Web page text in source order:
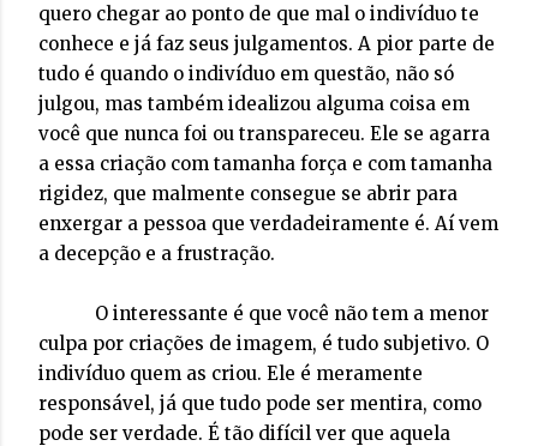
quero chegar ao ponto de que mal o indivíduo te
conhece e já faz seus julgamentos. A pior parte de
tudo é quando o indivíduo em questão, não só
julgou, mas também idealizou alguma coisa em
você que nunca foi ou transpareceu. Ele se agarra
a essa criação com tamanha força e com tamanha
rigidez, que malmente consegue se abrir para
enxergar a pessoa que verdadeiramente é. Aí vem
a decepção e a frustração.
O interessante é que você não tem a menor
culpa por criações de imagem, é tudo subjetivo. O
indivíduo quem as criou. Ele é meramente
responsável, já que tudo pode ser mentira, como
pode ser verdade. É tão difícil ver que aquela